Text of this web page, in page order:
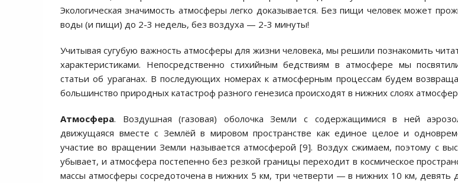
Экологическая значимость атмосферы легко доказывается. Без пищи человек может
воды (и пищи) до 2-3 недель, без воздуха — 2-3 минуты!
Учитывая сугубую важность атмосферы для жизни человека, мы решили познакомить
характеристиками. Непосредственно стихийным бедствиям в атмосфере мы
статьи об ураганах. В последующих номерах к атмосферным процессам будем
большинство природных катастроф разного генезиса происходят в нижних слоях
Атмосфера. Воздушная (газовая) оболочка Земли с содержащимися в ней
движущаяся вместе с Землёй в мировом пространстве как единое целое и
участие во вращении Земли называется атмосферой [9]. Воздух сжимаем, поэтому с
убывает, и атмосфера постепенно без резкой границы переходит в космическое
массы атмосферы сосредоточена в нижних 5 км, три четверти — в нижних 10 км,